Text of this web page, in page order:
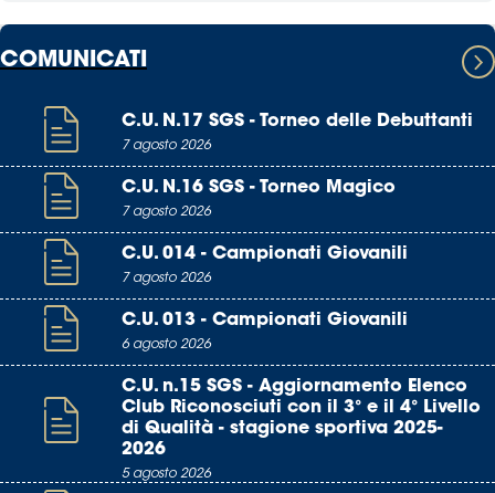
COMUNICATI
C.U. N.17 SGS - Torneo delle Debuttanti
7 agosto 2026
C.U. N.16 SGS - Torneo Magico
7 agosto 2026
C.U. 014 - Campionati Giovanili
7 agosto 2026
C.U. 013 - Campionati Giovanili
6 agosto 2026
C.U. n.15 SGS - Aggiornamento Elenco
Club Riconosciuti con il 3° e il 4° Livello
di Qualità - stagione sportiva 2025-
2026
5 agosto 2026